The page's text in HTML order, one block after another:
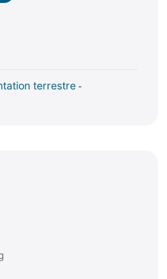
terrestre -